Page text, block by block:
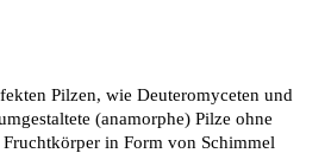
Pilzen, wie Deuteromyceten und
(anamorphe) Pilze ohne
in Form von Schimmel